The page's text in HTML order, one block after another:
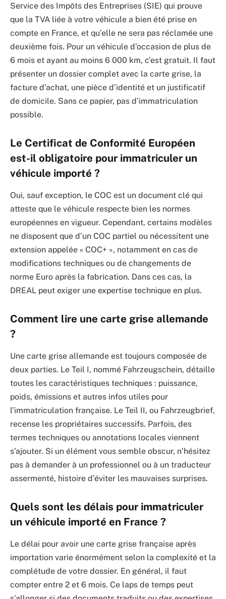
Service des Impôts des Entreprises (SIE) qui prouve
que la TVA liée à votre véhicule a bien été prise en
compte en France, et qu’elle ne sera pas réclamée une
deuxième fois. Pour un véhicule d’occasion de plus de
6 mois et ayant au moins 6 000 km, c’est gratuit. Il faut
présenter un dossier complet avec la carte grise, la
facture d’achat, une pièce d’identité et un justificatif
de domicile. Sans ce papier, pas d’immatriculation
possible.
Le Certificat de Conformité Européen
est-il obligatoire pour immatriculer un
véhicule importé ?
Oui, sauf exception, le COC est un document clé qui
atteste que le véhicule respecte bien les normes
européennes en vigueur. Cependant, certains modèles
ne disposent que d’un COC partiel ou nécessitent une
extension appelée « COC+ », notamment en cas de
modifications techniques ou de changements de
norme Euro après la fabrication. Dans ces cas, la
DREAL peut exiger une expertise technique en plus.
Comment lire une carte grise allemande
?
Une carte grise allemande est toujours composée de
deux parties. Le Teil I, nommé Fahrzeugschein, détaille
toutes les caractéristiques techniques : puissance,
poids, émissions et autres infos utiles pour
l’immatriculation française. Le Teil II, ou Fahrzeugbrief,
recense les propriétaires successifs. Parfois, des
termes techniques ou annotations locales viennent
s’ajouter. Si un élément vous semble obscur, n’hésitez
pas à demander à un professionnel ou à un traducteur
assermenté, histoire d’éviter les mauvaises surprises.
Quels sont les délais pour immatriculer
un véhicule importé en France ?
Le délai pour avoir une carte grise française après
importation varie énormément selon la complexité et la
complétude de votre dossier. En général, il faut
compter entre 2 et 6 mois. Ce laps de temps peut